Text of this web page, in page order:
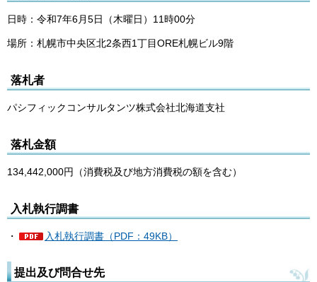
日時：令和7年6月5日（木曜日）11時00分
場所：札幌市中央区北2条西1丁目ORE札幌ビル9階
落札者
パシフィックコンサルタンツ株式会社北海道支社
落札金額
134,442,000円（消費税及び地方消費税の額を含む）
入札執行調書
・ 入札執行調書（PDF：49KB）
提出及び問合せ先